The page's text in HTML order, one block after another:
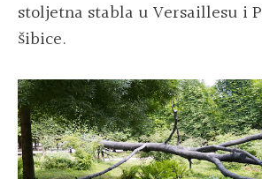
stoljetna stabla u Versaillesu i
šibice.